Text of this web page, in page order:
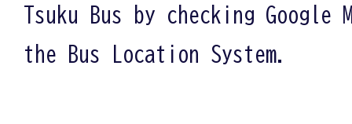
Tsuku Bus by checking Google
the Bus Location System.